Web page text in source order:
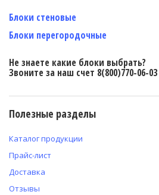
Блоки стеновые
Блоки перегородочные
Не знаете какие блоки выбрать?
Звоните за наш счет 8(800)770-06-03
Полезные разделы
Каталог продукции
Прайс-лист
Доставка
Отзывы